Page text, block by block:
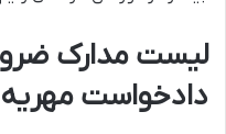
لیست مدارک
دادخواست مهریه